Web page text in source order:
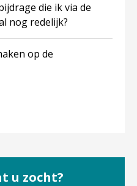
nog redelijk?
u zocht?